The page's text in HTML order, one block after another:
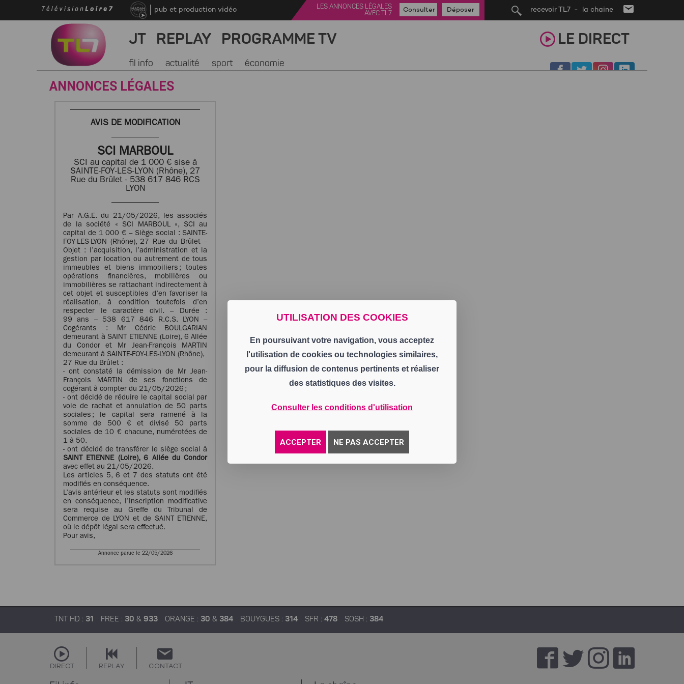
UTILISATION DES COOKIES
En poursuivant votre navigation, vous acceptez
l'utilisation de cookies ou technologies similaires,
pour la diffusion de contenus pertinents et réaliser
des statistiques des visites.
Consulter les conditions d'utilisation
ACCEPTER NE PAS ACCEPTER
recevoir TL7 - la chaine
pub et production vidéo
LES ANNONCES LÉGALES
AVEC TL7
Consulter Déposer
JT REPLAY PROGRAMME TV LE DIRECT
fil info actualité sport économie
ANNONCES LÉGALES
AVIS DE MODIFICATION
SCI MARBOUL
SCI au capital de 1 000 € sise à
SAINTE-FOY-LES-LYON (Rhône), 27
Rue du Brûlet - 538 617 846 RCS
LYON
Par A.G.E. du 21/05/2026, les associés
de la société « SCI MARBOUL », SCI au
capital de 1 000 € – Siège social : SAINTE-
FOY-LES-LYON (Rhône), 27 Rue du Brûlet –
Objet : l’acquisition, l’administration et la
gestion par location ou autrement de tous
immeubles et biens immobiliers ; toutes
opérations financières, mobilières ou
immobilières se rattachant indirectement à
cet objet et susceptibles d’en favoriser la
réalisation, à condition toutefois d’en
respecter le caractère civil. – Durée :
99 ans – 538 617 846 R.C.S. LYON –
Cogérants : Mr Cédric BOULGARIAN
demeurant à SAINT ETIENNE (Loire), 6 Allée
du Condor et Mr Jean-François MARTIN
demeurant à SAINTE-FOY-LES-LYON (Rhône),
27 Rue du Brûlet :
- ont constaté la démission de Mr Jean-
François MARTIN de ses fonctions de
cogérant à compter du 21/05/2026 ;
- ont décidé de réduire le capital social par
voie de rachat et annulation de 50 parts
sociales ; le capital sera ramené à la
somme de 500 € et divisé 50 parts
sociales de 10 € chacune, numérotées de
1 à 50.
- ont décidé de transférer le siège social à
SAINT ETIENNE (Loire), 6 Allée du Condor
avec effet au 21/05/2026.
Les articles 5, 6 et 7 des statuts ont été
modifiés en conséquence.
L’avis antérieur et les statuts sont modifiés
en conséquence, l’inscription modificative
sera requise au Greffe du Tribunal de
Commerce de LYON et de SAINT ETIENNE,
où le dépôt légal sera effectué.
Pour avis,
Annonce parue le 22/05/2026
TNT HD : 31 FREE : 30 & 933 ORANGE : 30 & 384 BOUYGUES : 314 SFR : 478 SOSH : 384
DIRECT REPLAY CONTACT